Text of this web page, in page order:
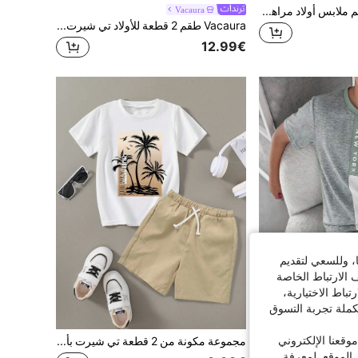
SHEIN 6 قطعة/طقم ملابس أولاد مراهقين بأسلوب كاجوال مريح، تي شيرت بياقة مستديرة مزخرف مع شورت زخرفي قطعتان، طقم ذو قيمة عالية، مناسب للخروجات والتصوير الشارعي والحفلات والأوقات الحرة Vacaura
Vacaura طقم 2 قطعة للأولاد تي شيرت كاجوال بطبعة شجرة جوز الهند وياقة دائرية مع شورت بطبعة خطوط متعددة الألوان، مناسب للخروجات اليومية والارتداء في الهواء الطلق، بطبعة نمطية، بأسلوب الجزر، عطلة نهاية الأسبوع على الشاطئ، ملابس صيفية، مثالي للعطلات والسفر والصور، جديد للربيع/الصيف
12.99€
11
مجموعة مكونة من 2 قطعة تي شيرت بأكمام قصيرة مطبوع عليه منظر طبيعي وشورت بسحاب للأولاد المراهقين
وللسعي لتقديم
الخاصة
الاختيارية،
تجربة التسوق
الإلكتروني